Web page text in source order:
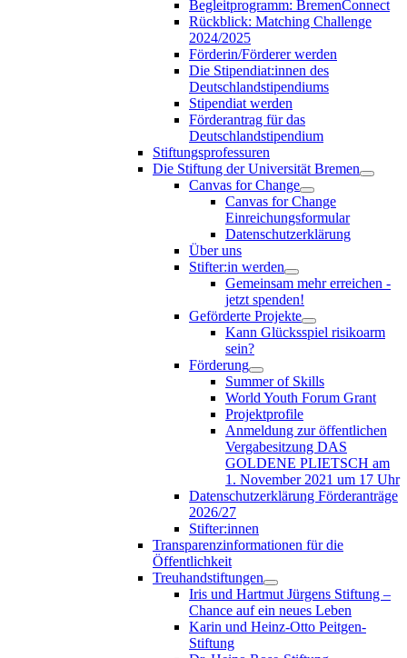
Begleitprogramm: BremenConnect
Rückblick: Matching Challenge
2024/2025
Förderin/Förderer werden
Die Stipendiat:innen des
Deutschlandstipendiums
Stipendiat werden
Förderantrag für das
Deutschlandstipendium
Stiftungsprofessuren
Die Stiftung der Universität Bremen
Canvas for Change
Canvas for Change
Einreichungsformular
Datenschutzerklärung
Über uns
Stifter:in werden
Gemeinsam mehr erreichen -
jetzt spenden!
Geförderte Projekte
Kann Glücksspiel risikoarm
sein?
Förderung
Summer of Skills
World Youth Forum Grant
Projektprofile
Anmeldung zur öffentlichen
Vergabesitzung DAS
GOLDENE PLIETSCH am
1. November 2021 um 17 Uhr
Datenschutzerklärung Förderanträge
2026/27
Stifter:innen
Transparenzinformationen für die
Öffentlichkeit
Treuhandstiftungen
Iris und Hartmut Jürgens Stiftung –
Chance auf ein neues Leben
Karin und Heinz-Otto Peitgen-
Stiftung